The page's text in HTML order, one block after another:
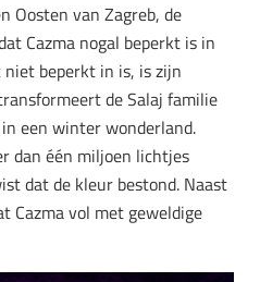
Oosten van Zagreb, de
Cazma nogal beperkt is in
beperkt in is, is zijn
de Salaj familie
een winter wonderland.
dan één miljoen lichtjes
dat de kleur bestond. Naast
Cazma vol met geweldige